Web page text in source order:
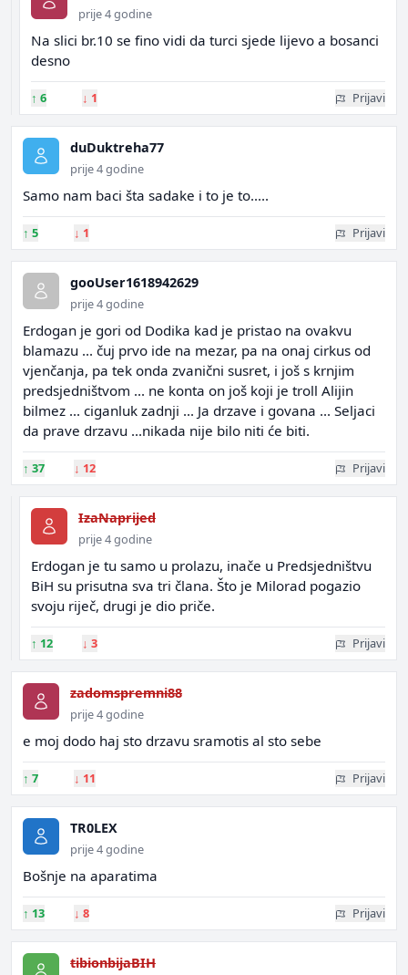
prije 4 godine
Na slici br.10 se fino vidi da turci sjede lijevo a bosanci
desno
↑ 6 ↓ 1 Prijavi
duDuktreha77
prije 4 godine
Samo nam baci šta sadake i to je to.....
↑ 5 ↓ 1 Prijavi
gooUser1618942629
prije 4 godine
Erdogan je gori od Dodika kad je pristao na ovakvu
blamazu ... čuj prvo ide na mezar, pa na onaj cirkus od
vjenčanja, pa tek onda zvanični susret, i još s krnjim
predsjedništvom ... ne konta on još koji je troll Alijin
bilmez ... ciganluk zadnji ... Ja drzave i govana ... Seljaci
da prave drzavu ...nikada nije bilo niti će biti.
↑ 37 ↓ 12 Prijavi
IzaNaprijed
prije 4 godine
Erdogan je tu samo u prolazu, inače u Predsjedništvu
BiH su prisutna sva tri člana. Što je Milorad pogazio
svoju riječ, drugi je dio priče.
↑ 12 ↓ 3 Prijavi
zadomspremni88
prije 4 godine
e moj dodo haj sto drzavu sramotis al sto sebe
↑ 7 ↓ 11 Prijavi
TR0LEX
prije 4 godine
Bošnje na aparatima
↑ 13 ↓ 8 Prijavi
tibionbijaBIH